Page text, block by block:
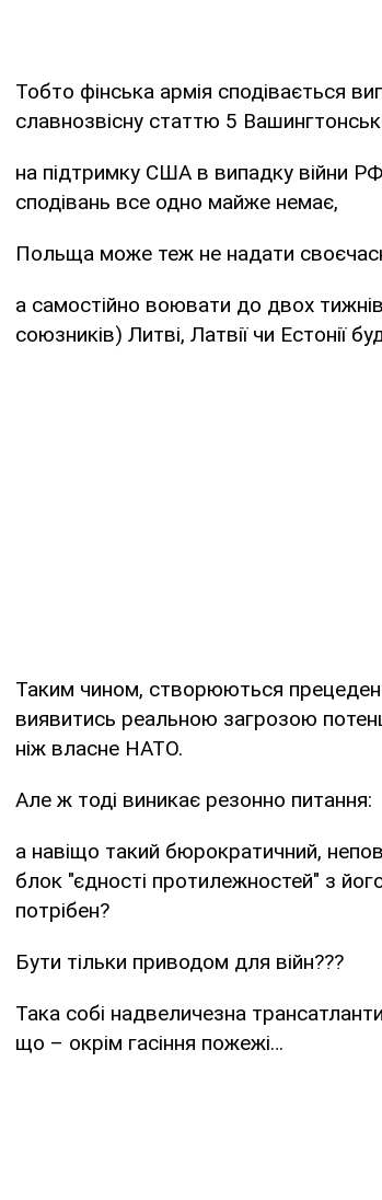
Тобто фінська армія сподівається
славнозвісну статтю 5
на підтримку США в випадку війни РФ
сподівань все одно майже немає,
Польща може теж не надати
а самостійно воювати до двох
союзників) Литві, Латвії чи Естонії
Таким чином, створюються
виявитись реальною загрозою
ніж власне НАТО.
Але ж тоді виникає резонно питання:
а навіщо такий бюрократичний,
блок "єдності протилежностей" з
потрібен?
Бути тільки приводом для війн???
Така собі надвеличезна
що – окрім гасіння пожежі…